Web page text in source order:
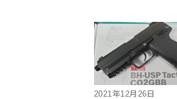
2021年12月26日